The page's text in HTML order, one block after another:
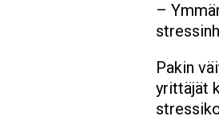
–
Pakin
yrittäjät